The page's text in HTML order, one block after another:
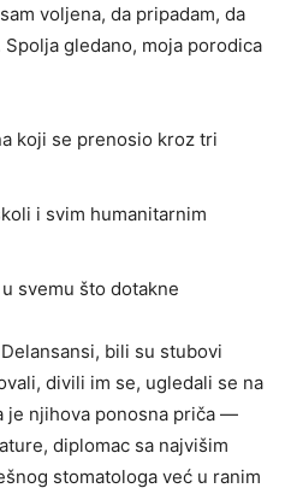
voljena, da pripadam, da
gledano, moja porodica
koji se prenosio kroz tri
i svim humanitarnim
svemu što dotakne
bili su stubovi
divili im se, ugledali se na
je njihova ponosna priča —
diplomac sa najvišim
stomatologa već u ranim